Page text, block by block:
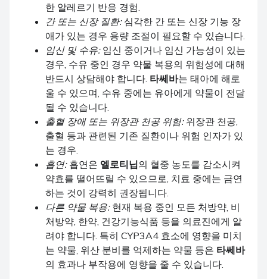
한 알레르기 반응 경험.
간 또는 신장 질환:심각한 간 또는 신장 기능 장
애가 있는 경우 용량 조절이 필요할 수 있습니다.
임신 및 수유:임신 중이거나 임신 가능성이 있는
경우, 수유 중인 경우 약물 복용의 위험성에 대해
반드시 상담해야 합니다. 타쎄바는 태아에 해로
울 수 있으며, 수유 중에는 유아에게 약물이 전달
될 수 있습니다.
출혈 장애 또는 위장관 천공 위험:위장관 천공,
출혈 등과 관련된 기존 질환이나 위험 인자가 있
는 경우.
흡연:흡연은 엘로티닙의 혈중 농도를 감소시켜
약효를 떨어뜨릴 수 있으므로, 치료 중에는 금연
하는 것이 강력히 권장됩니다.
다른 약물 복용:현재 복용 중인 모든 처방약, 비
처방약, 한약, 건강기능식품 등을 의료진에게 알
려야 합니다. 특히 CYP3A4 효소에 영향을 미치
는 약물, 위산 분비를 억제하는 약물 등은 타쎄바
의 효과나 부작용에 영향을 줄 수 있습니다.